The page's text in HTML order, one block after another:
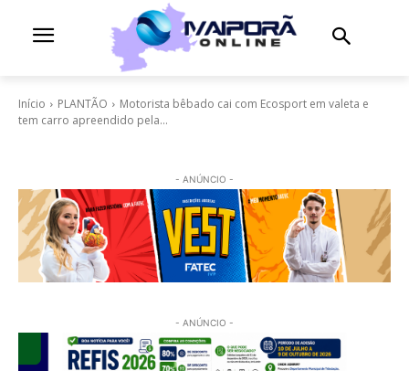
Início PLANTÃO
Motorista bêbado cai com Ecosport em valeta e
tem carro apreendido pela...
- ANÚNCIO -
- ANÚNCIO -